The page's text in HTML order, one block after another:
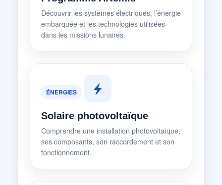
Découvrir les systèmes électriques, l’énergie
embarquée et les technologies utilisées
dans les missions lunaires.
ÉNERGIES
Solaire photovoltaïque
Comprendre une installation photovoltaïque,
ses composants, son raccordement et son
fonctionnement.